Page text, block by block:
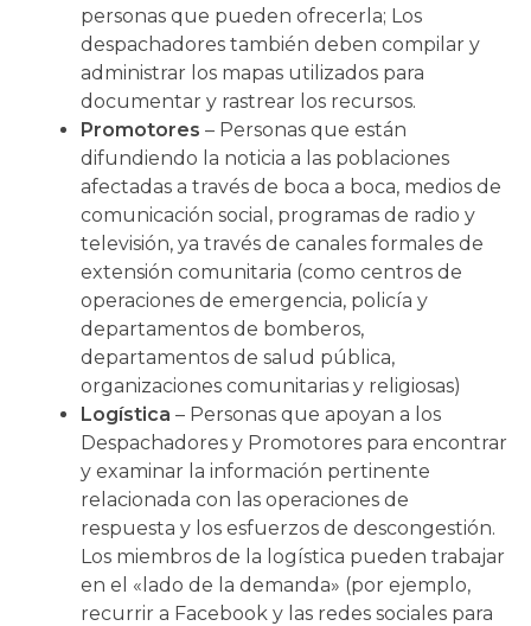
personas que pueden ofrecerla; Los
despachadores también deben compilar y
administrar los mapas utilizados para
documentar y rastrear los recursos.
Promotores – Personas que están
difundiendo la noticia a las poblaciones
afectadas a través de boca a boca, medios de
comunicación social, programas de radio y
televisión, ya través de canales formales de
extensión comunitaria (como centros de
operaciones de emergencia, policía y
departamentos de bomberos,
departamentos de salud pública,
organizaciones comunitarias y religiosas)
Logística – Personas que apoyan a los
Despachadores y Promotores para encontrar
y examinar la información pertinente
relacionada con las operaciones de
respuesta y los esfuerzos de descongestión.
Los miembros de la logística pueden trabajar
en el «lado de la demanda» (por ejemplo,
recurrir a Facebook y las redes sociales para